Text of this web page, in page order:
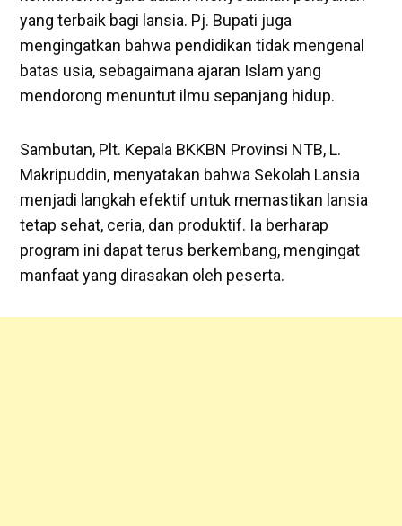
yang terbaik bagi lansia. Pj. Bupati juga
mengingatkan bahwa pendidikan tidak mengenal
batas usia, sebagaimana ajaran Islam yang
mendorong menuntut ilmu sepanjang hidup.
Sambutan, Plt. Kepala BKKBN Provinsi NTB, L.
Makripuddin, menyatakan bahwa Sekolah Lansia
menjadi langkah efektif untuk memastikan lansia
tetap sehat, ceria, dan produktif. Ia berharap
program ini dapat terus berkembang, mengingat
manfaat yang dirasakan oleh peserta.